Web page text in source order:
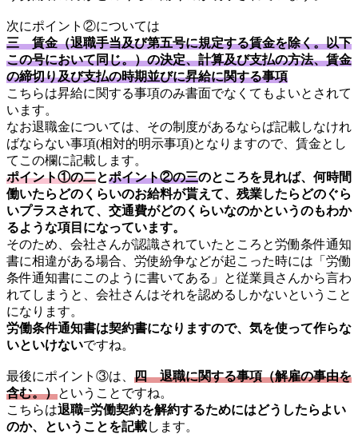
次にポイント②については
三 賃金（退職手当及び第五号に規定する賃金を除く。以下
この号において同じ。）の決定、計算及び支払の方法、賃金
の締切り及び支払の時期並びに昇給に関する事項
こちらは昇給に関する事項のみ書面でなくてもよいとされて
います。
なお退職金については、その制度があるならば記載しなけれ
ばならない事項(相対的明示事項)となりますので、賃金とし
てこの欄に記載します。
ポイント①の二とポイント②の三のところを見れば、何時間
働いたらどのくらいのお給料が貰えて、残業したらどのぐら
いプラスされて、交通費がどのくらいなのかというのもわか
るような項目になっています。
そのため、会社さんが認識されていたところと労働条件通知
書に相違がある場合、労使紛争などが起こった時には「労働
条件通知書にこのように書いてある」と従業員さんから言わ
れてしまうと、会社さんはそれを認めるしかないということ
になります。
労働条件通知書は契約書になりますので、気を使って作らな
いといけないですね。
最後にポイント③は、 四 退職に関する事項（解雇の事由を
含む。）ということですね。
こちらは退職=労働契約を解約するためにはどうしたらよい
のか、ということを記載します。